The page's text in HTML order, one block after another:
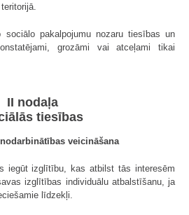
pakalpojumu nozaru tiesības un
grozāmi vai atceļami tikai
II nodaļa
tiesības
veicināšana
iegūt izglītību, kas atbilst tās interesēm
izglītības individuālu atbalstīšanu, ja
līdzekļi.